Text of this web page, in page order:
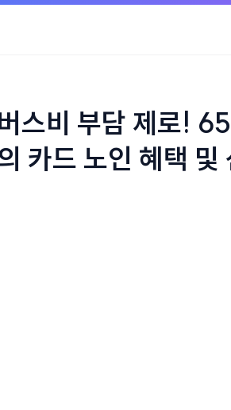
스비 부담 제로!
카드 노인 혜택 및